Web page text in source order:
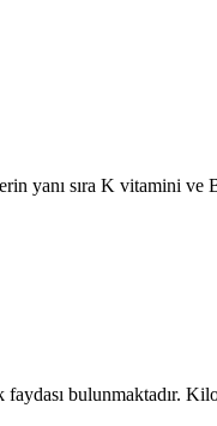
yanı sıra K vitamini ve
bulunmaktadır.